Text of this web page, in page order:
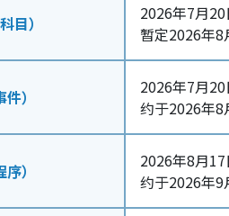
目）
2026年7月
暂定2026年8
）
2026年7月
约于2026年8
）
2026年8月
约于2026年9